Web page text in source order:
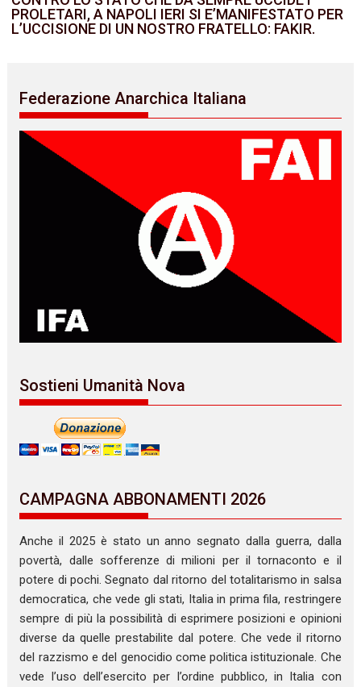
PROLETARI, A NAPOLI IERI SI E’MANIFESTATO PER
L’UCCISIONE DI UN NOSTRO FRATELLO: FAKIR.
Federazione Anarchica Italiana
Sostieni Umanità Nova
CAMPAGNA ABBONAMENTI 2026
Anche il 2025 è stato un anno segnato dalla guerra, dalla
povertà, dalle sofferenze di milioni per il tornaconto e il
potere di pochi. Segnato dal ritorno del totalitarismo in salsa
democratica, che vede gli stati, Italia in prima fila, restringere
sempre di più la possibilità di esprimere posizioni e opinioni
diverse da quelle prestabilite dal potere. Che vede il ritorno
del razzismo e del genocidio come politica istituzionale. Che
vede l’uso dell’esercito per l’ordine pubblico, in Italia con